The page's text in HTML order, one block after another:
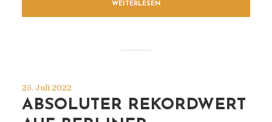
WEITERLESEN
25. Juli 2022
ABSOLUTER REKORDWERT